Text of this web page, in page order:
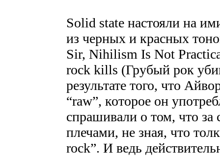
Solid state настояли на
из черных и красных
Sir, Nihilism Is Not
rock kills (Грубый рок
результате того, что
“raw”, которое он
спрашивали о том, что
плечами, не зная, что
rock”. И ведь